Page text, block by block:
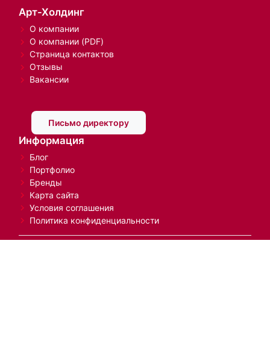
Арт-Холдинг
О компании
О компании (PDF)
Страница контактов
Отзывы
Вакансии
Письмо директору
Информация
Блог
Портфолио
Бренды
Карта сайта
Условия соглашения
Политика конфиденциальности